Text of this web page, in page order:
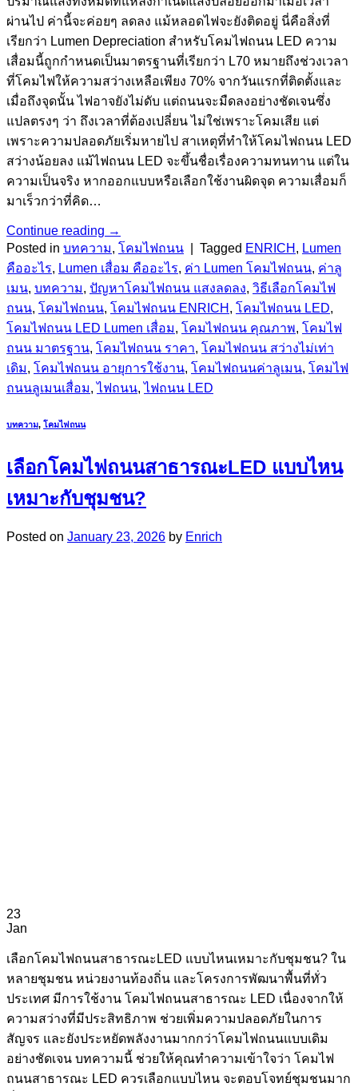
ผ่านไป ค่านี้จะค่อยๆ ลดลง แม้หลอดไฟจะยังติดอยู่ นี่คือสิ่งที่
เรียกว่า Lumen Depreciation สำหรับโคมไฟถนน LED ความ
เสื่อมนี้ถูกกำหนดเป็นมาตรฐานที่เรียกว่า L70 หมายถึงช่วงเวลา
ที่โคมไฟให้ความสว่างเหลือเพียง 70% จากวันแรกที่ติดตั้งและ
เมื่อถึงจุดนั้น ไฟอาจยังไม่ดับ แต่ถนนจะมืดลงอย่างชัดเจนซึ่ง
แปลตรงๆ ว่า ถึงเวลาที่ต้องเปลี่ยน ไม่ใช่เพราะโคมเสีย แต่
เพราะความปลอดภัยเริ่มหายไป สาเหตุที่ทำให้โคมไฟถนน LED
สว่างน้อยลง แม้ไฟถนน LED จะขึ้นชื่อเรื่องความทนทาน แต่ใน
ความเป็นจริง หากออกแบบหรือเลือกใช้งานผิดจุด ความเสื่อมก็
มาเร็วกว่าที่คิด…
Continue reading →
Posted in บทความ, โคมไฟถนน Tagged ENRICH , Lumen
คืออะไร, Lumen เสื่อม คืออะไร, ค่า Lumen โคมไฟถนน, ค่าลู
เมน, บทความ, ปัญหาโคมไฟถนน แสงลดลง, วิธีเลือกโคมไฟ
ถนน, โคมไฟถนน, โคมไฟถนน ENRICH , โคมไฟถนน LED,
โคมไฟถนน LED Lumen เสื่อม, โคมไฟถนน คุณภาพ, โคมไฟ
ถนน มาตรฐาน, โคมไฟถนน ราคา, โคมไฟถนน สว่างไม่เท่า
เดิม, โคมไฟถนน อายุการใช้งาน, โคมไฟถนนค่าลูเมน, โคมไฟ
ถนนลูเมนเสื่อม,ไฟถนน,ไฟถนน LED
บทความ, โคมไฟถนน
เลือกโคมไฟถนนสาธารณะLED แบบไหน
เหมาะกับชุมชน?
Posted on January 23, 2026 by Enrich
23
Jan
เลือกโคมไฟถนนสาธารณะLED แบบไหนเหมาะกับชุมชน? ใน
หลายชุมชน หน่วยงานท้องถิ่น และโครงการพัฒนาพื้นที่ทั่ว
ประเทศ มีการใช้งาน โคมไฟถนนสาธารณะ LED เนื่องจากให้
ความสว่างที่มีประสิทธิภาพ ช่วยเพิ่มความปลอดภัยในการ
สัญจร และยังประหยัดพลังงานมากกว่าโคมไฟถนนแบบเดิม
อย่างชัดเจน บทความนี้ ช่วยให้คุณทำความเข้าใจว่า โคมไฟ
ถนนสาธารณะ LED ควรเลือกแบบไหน จะตอบโจทย์ชุมชนมาก